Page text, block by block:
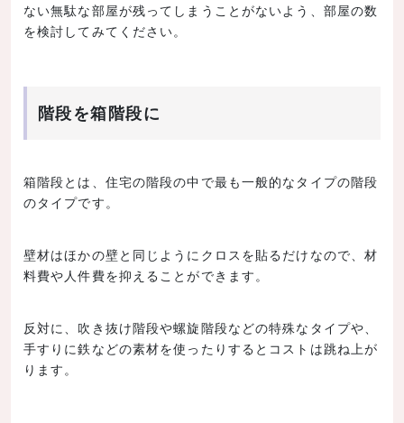
ない無駄な部屋が残ってしまうことがないよう、部屋の数
を検討してみてください。
階段を箱階段に
箱階段とは、住宅の階段の中で最も一般的なタイプの階段
のタイプです。
壁材はほかの壁と同じようにクロスを貼るだけなので、材
料費や人件費を抑えることができます。
反対に、吹き抜け階段や螺旋階段などの特殊なタイプや、
手すりに鉄などの素材を使ったりするとコストは跳ね上が
ります。